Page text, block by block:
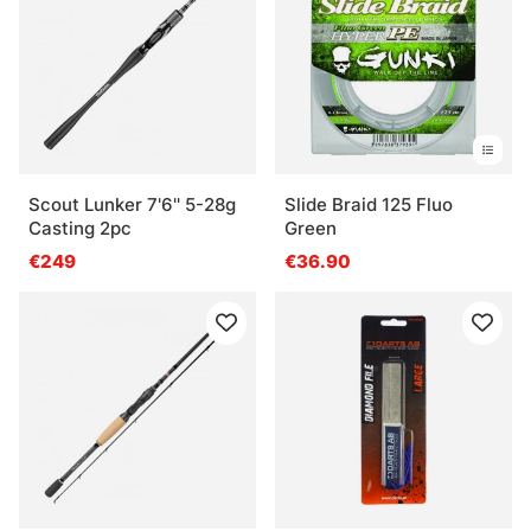
Scout Lunker 7'6'' 5-28g
Casting 2pc
€249
Slide Braid 125 Fluo
Green
€36.90